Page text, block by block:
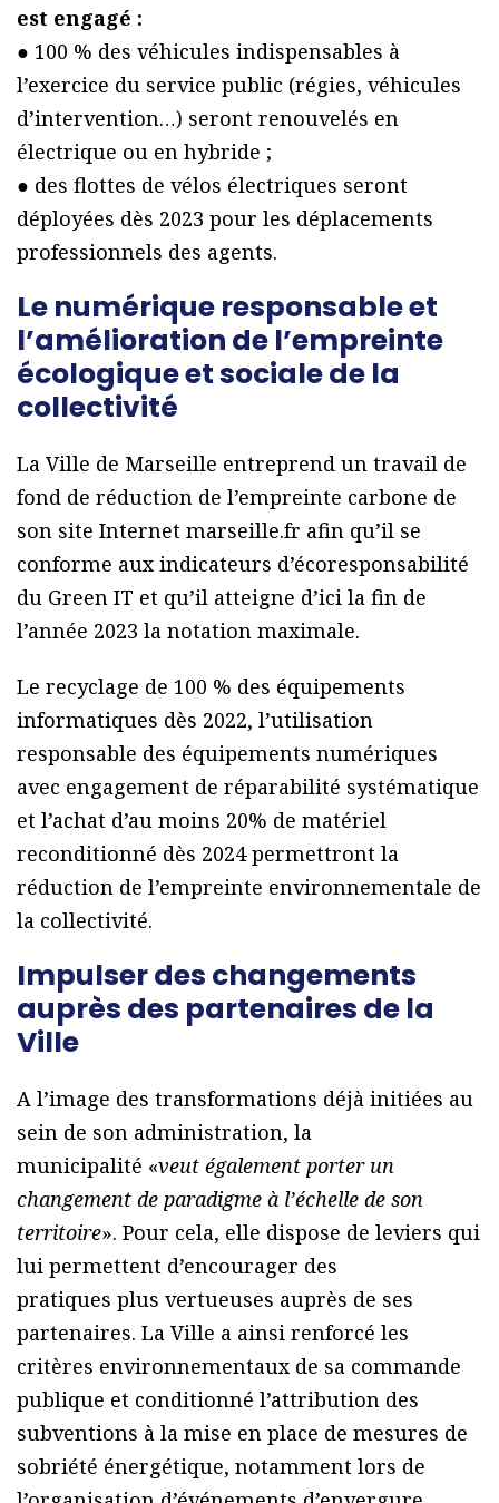
est engagé :
● 100 % des véhicules indispensables à
l’exercice du service public (régies, véhicules
d’intervention…) seront renouvelés en
électrique ou en hybride ;
● des flottes de vélos électriques seront
déployées dès 2023 pour les déplacements
professionnels des agents.
Le numérique responsable et
l’amélioration de l’empreinte
écologique et sociale de la
collectivité
La Ville de Marseille entreprend un travail de
fond de réduction de l’empreinte carbone de
son site Internet marseille.fr afin qu’il se
conforme aux indicateurs d’écoresponsabilité
du Green IT et qu’il atteigne d’ici la fin de
l’année 2023 la notation maximale.
Le recyclage de 100 % des équipements
informatiques dès 2022, l’utilisation
responsable des équipements numériques
avec engagement de réparabilité systématique
et l’achat d’au moins 20% de matériel
reconditionné dès 2024 permettront la
réduction de l’empreinte environnementale de
la collectivité.
Impulser des changements
auprès des partenaires de la
Ville
A l’image des transformations déjà initiées au
sein de son administration, la
municipalité «veut également porter un
changement de paradigme à l’échelle de son
territoire». Pour cela, elle dispose de leviers qui
lui permettent d’encourager des
pratiques plus vertueuses auprès de ses
partenaires. La Ville a ainsi renforcé les
critères environnementaux de sa commande
publique et conditionné l’attribution des
subventions à la mise en place de mesures de
sobriété énergétique, notamment lors de